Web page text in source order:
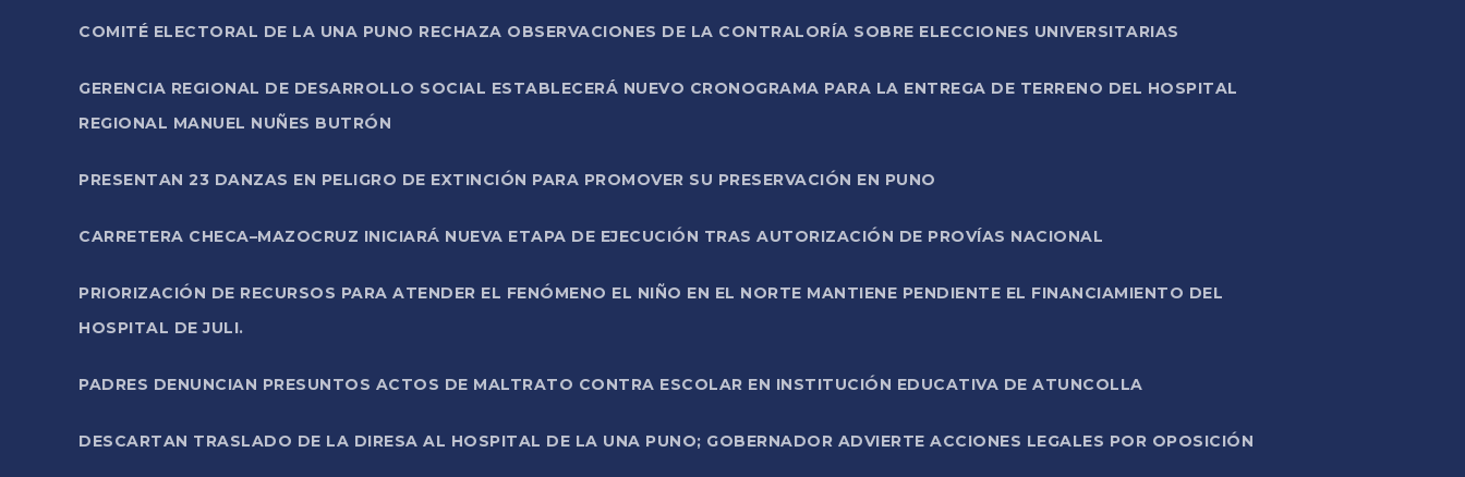
COMITÉ ELECTORAL DE LA UNA PUNO RECHAZA OBSERVACIONES DE LA CONTRALORÍA SOBRE ELECCIONES UNIVERSITARIAS
GERENCIA REGIONAL DE DESARROLLO SOCIAL ESTABLECERÁ NUEVO CRONOGRAMA PARA LA ENTREGA DE TERRENO DEL HOSPITAL
REGIONAL MANUEL NUÑES BUTRÓN
PRESENTAN 23 DANZAS EN PELIGRO DE EXTINCIÓN PARA PROMOVER SU PRESERVACIÓN EN PUNO
CARRETERA CHECA–MAZOCRUZ INICIARÁ NUEVA ETAPA DE EJECUCIÓN TRAS AUTORIZACIÓN DE PROVÍAS NACIONAL
PRIORIZACIÓN DE RECURSOS PARA ATENDER EL FENÓMENO EL NIÑO EN EL NORTE MANTIENE PENDIENTE EL FINANCIAMIENTO DEL
HOSPITAL DE JULI.
PADRES DENUNCIAN PRESUNTOS ACTOS DE MALTRATO CONTRA ESCOLAR EN INSTITUCIÓN EDUCATIVA DE ATUNCOLLA
DESCARTAN TRASLADO DE LA DIRESA AL HOSPITAL DE LA UNA PUNO; GOBERNADOR ADVIERTE ACCIONES LEGALES POR OPOSICIÓN